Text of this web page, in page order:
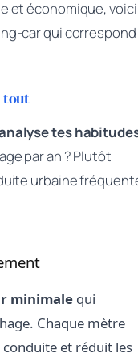
et économique,
car qui correspond
tout
tes
par an ? Plutôt
urbaine
minimale qui
Chaque mètre
et réduit les